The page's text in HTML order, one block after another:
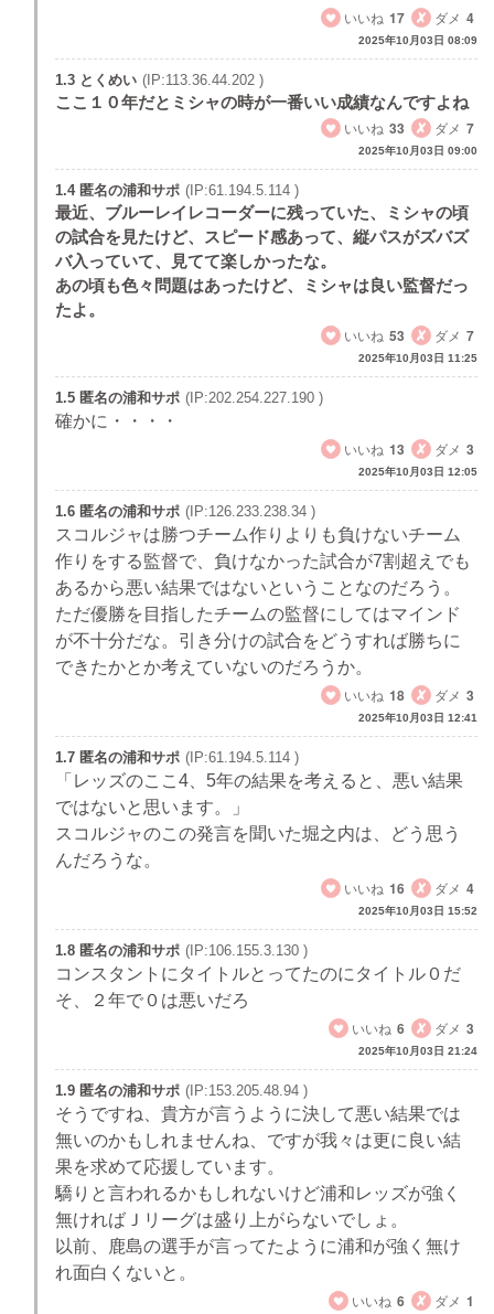
いいね 17 ダメ 4
2025年10月03日 08:09
1.3 とくめい (IP:113.36.44.202 )
ここ１０年だとミシャの時が一番いい成績なんですよね
いいね 33 ダメ 7
2025年10月03日 09:00
1.4 匿名の浦和サポ (IP:61.194.5.114 )
最近、ブルーレイレコーダーに残っていた、ミシャの頃
の試合を見たけど、スピード感あって、縦パスがズバズ
バ入っていて、見てて楽しかったな。
あの頃も色々問題はあったけど、ミシャは良い監督だっ
たよ。
いいね 53 ダメ 7
2025年10月03日 11:25
1.5 匿名の浦和サポ (IP:202.254.227.190 )
確かに・・・・
いいね 13 ダメ 3
2025年10月03日 12:05
1.6 匿名の浦和サポ (IP:126.233.238.34 )
スコルジャは勝つチーム作りよりも負けないチーム
作りをする監督で、負けなかった試合が7割超えでも
あるから悪い結果ではないということなのだろう。
ただ優勝を目指したチームの監督にしてはマインド
が不十分だな。引き分けの試合をどうすれば勝ちに
できたかとか考えていないのだろうか。
いいね 18 ダメ 3
2025年10月03日 12:41
1.7 匿名の浦和サポ (IP:61.194.5.114 )
「レッズのここ4、5年の結果を考えると、悪い結果
ではないと思います。」
スコルジャのこの発言を聞いた堀之内は、どう思う
んだろうな。
いいね 16 ダメ 4
2025年10月03日 15:52
1.8 匿名の浦和サポ (IP:106.155.3.130 )
コンスタントにタイトルとってたのにタイトル０だ
そ、２年で０は悪いだろ
いいね 6 ダメ 3
2025年10月03日 21:24
1.9 匿名の浦和サポ (IP:153.205.48.94 )
そうですね、貴方が言うように決して悪い結果では
無いのかもしれませんね、ですが我々は更に良い結
果を求めて応援しています。
驕りと言われるかもしれないけど浦和レッズが強く
無ければＪリーグは盛り上がらないでしょ。
以前、鹿島の選手が言ってたように浦和が強く無け
れ面白くないと。
いいね 6 ダメ 1